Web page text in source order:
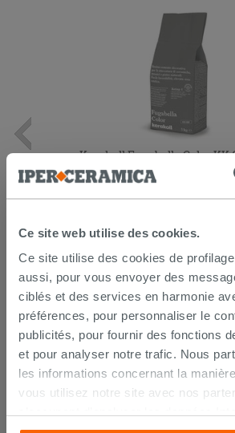
Ce site web utilise des cookies.
Ce site utilise des cookies de
aussi, pour vous envoyer des
ciblés et des services en harmonie
préférences, pour personnaliser le
publicités, pour fournir des fonctions
et pour analyser notre trafic. Nous
les informations concernant la
vous utilisez notre site avec nos
Kerakoll Fugabella Color KK
Joint ciment
LIVRAISON GARANTIE